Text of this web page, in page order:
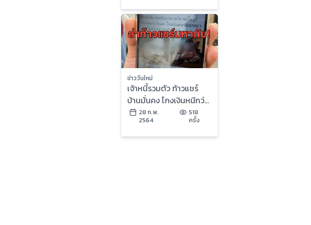
ข่าววันใหม่
เจ้าหนี้รวมตัว ท้าวแชร์
บ้านมั่นคง โกงเงินหนีกว่า
15 ล้านบาท
28 ก.พ.
2564
518
ครั้ง